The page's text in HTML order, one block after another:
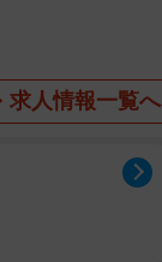
求人情報一覧へ